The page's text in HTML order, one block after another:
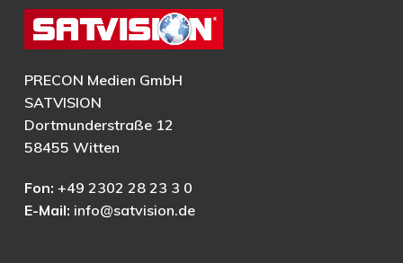
PRECON Medien GmbH
SATVISION
Dortmunderstraße 12
58455 Witten
Fon: +49 2302 28 23 3 0
E-Mail: info@satvision.de